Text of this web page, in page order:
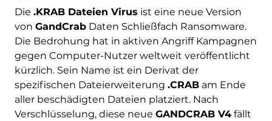
Die .KRAB Dateien Virus ist eine neue Version
von GandCrabDaten Schließfach Ransomware.
Die Bedrohung hat in aktiven Angriff Kampagnen
gegen Computer-Nutzer weltweit veröffentlicht
kürzlich. Sein Name ist ein Derivat der
spezifischen Dateierweiterung .CRABam Ende
aller beschädigten Dateien platziert. Nach
Verschlüsselung, diese neue GANDCRAB V4fällt